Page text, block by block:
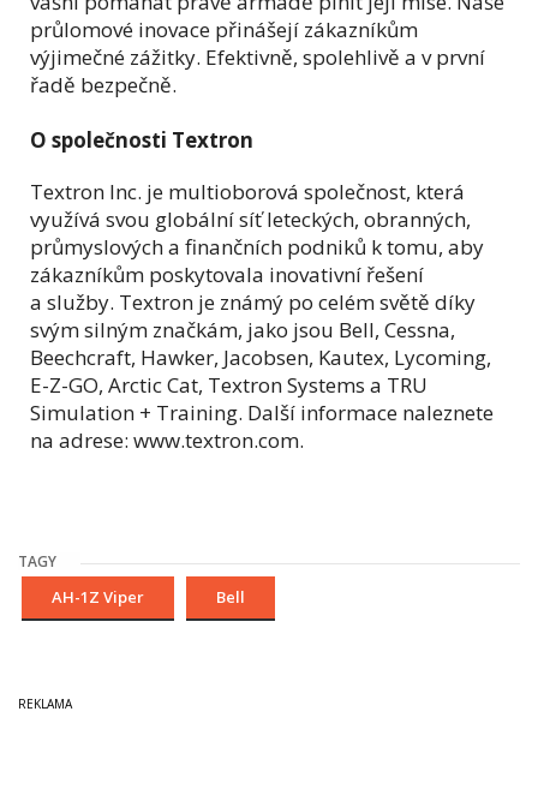
průlomové inovace přinášejí zákazníkům
výjimečné zážitky. Efektivně, spolehlivě a v první
řadě bezpečně.
O společnosti Textron
Textron Inc. je multioborová společnost, která
využívá svou globální síť leteckých, obranných,
průmyslových a finančních podniků k tomu, aby
zákazníkům poskytovala inovativní řešení
a služby. Textron je známý po celém světě díky
svým silným značkám, jako jsou Bell, Cessna,
Beechcraft, Hawker, Jacobsen, Kautex, Lycoming,
E-Z-GO, Arctic Cat, Textron Systems a TRU
Simulation + Training. Další informace naleznete
na adrese: www.textron.com.
TAGY
AH-1Z Viper Bell